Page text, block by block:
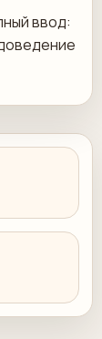
ввод: